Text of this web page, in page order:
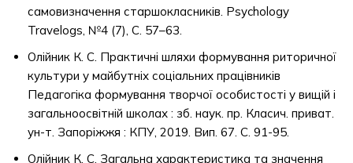
самовизначення старшокласників. Psychology
Travelogs, №4 (7), С. 57–63.
Олійник К. С. Практичні шляхи формування риторичної
культури у майбутніх соціальних працівників
Педагогіка формування творчої особистості у вищій і
загальноосвітній школах : зб. наук. пр. Класич. приват.
ун-т. Запоріжжя : КПУ, 2019. Вип. 67. С. 91-95.
Олійник К. C. Загальна характеристика та значення